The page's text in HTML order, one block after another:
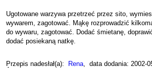
Ugotowane warzywa przetrzeć przez sito,
wywarem, zagotować. Mąkę rozprowadzić
do wywaru, zagotować. Dodać śmietanę,
dodać posiekaną natkę.
Przepis nadesłał(a): Rena, data dodania: 2002-